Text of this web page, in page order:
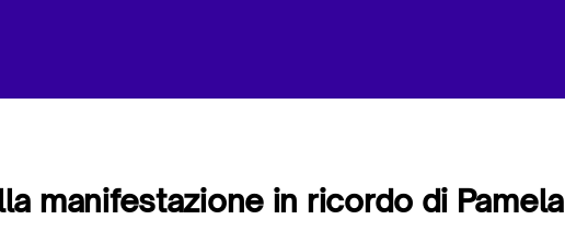
manifestazione in ricordo di Pamela